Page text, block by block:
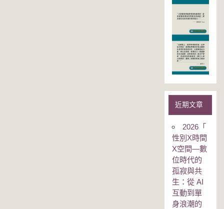
近期文章
2026「
性別Χ時間
Χ空間—數
位時代的
孤寂與共
生：從 AI
互動到單
身浪潮的